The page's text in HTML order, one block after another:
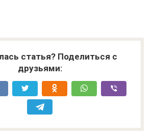
статья? Поделиться с
друзьями: